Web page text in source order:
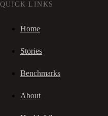
QUICK LINKS
Home
Stories
Benchmarks
About